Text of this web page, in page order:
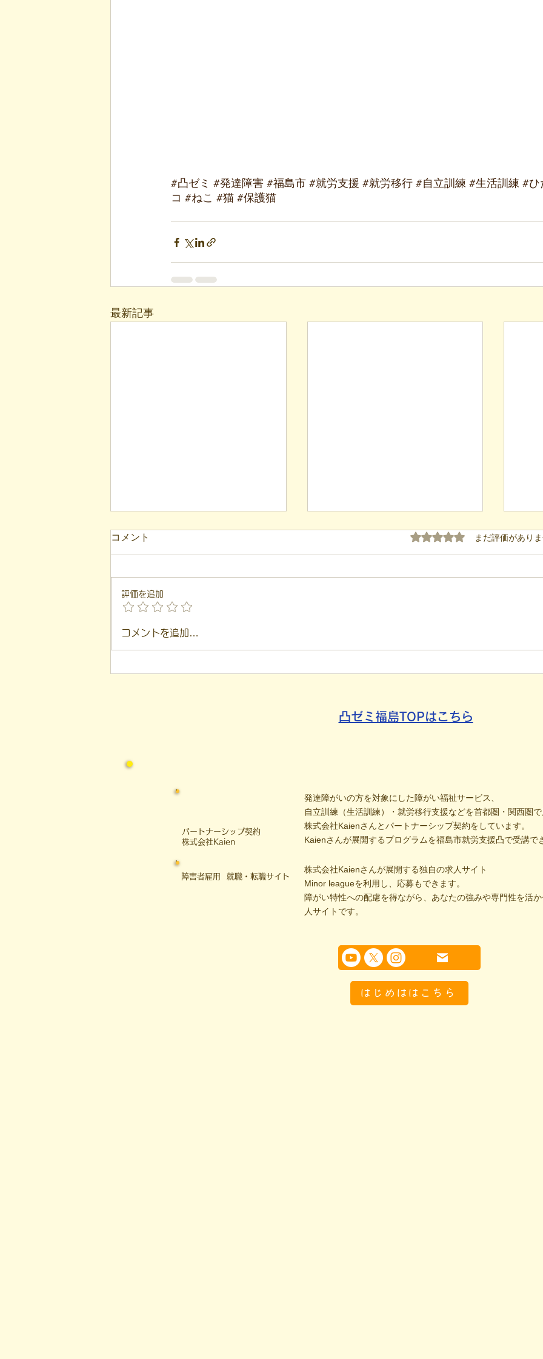
#凸ゼミ #発達障害 #福島市 #就労支援 #就労移行 #自立訓練 #生活訓練 #ひ
コ #ねこ #猫 #保護猫
最新記事
【代表ブログ】アメフトの戦
の力
社
コメント 5つ星のうち0と評価されて
まだ評価があり
評価を追加
コメントを追加…
凸ゼミ福島TOPはこちら
​パートナーシップ契約
​株式会社Kaien
発達障がいの方を対象にした障がい福祉サービス、
自立訓練（生活訓練）・就労移行支援などを首都圏・関西圏
株式会社Kaienさんとパートナーシップ契約をしています。
Kaienさんが展開するプログラムを福島市就労支援凸で受講で
障害者雇用 就職・転職サイト
株式会社Kaienさんが展開する独自の求人サイト
Minor leagueを利用し、応募もできます。
障がい特性への配慮を得ながら、あなたの強みや専門性を活
人サイトです。
はじめははこちら